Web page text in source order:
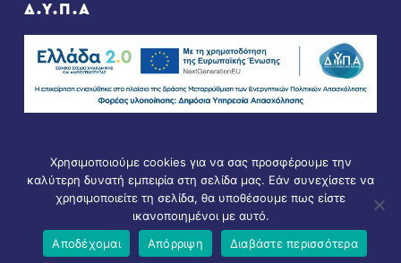
Δ.Υ.Π.Α
© Copyright 2021 - All Rights Reserved. D & D by
Χρησιμοποιούμε cookies για να σας προσφέρουμε την
καλύτερη δυνατή εμπειρία στη σελίδα μας. Εάν συνεχίσετε να
χρησιμοποιείτε τη σελίδα, θα υποθέσουμε πως είστε
ικανοποιημένοι με αυτό.
Αποδέχομαι
Απόρριψη Διαβάστε περισσότερα